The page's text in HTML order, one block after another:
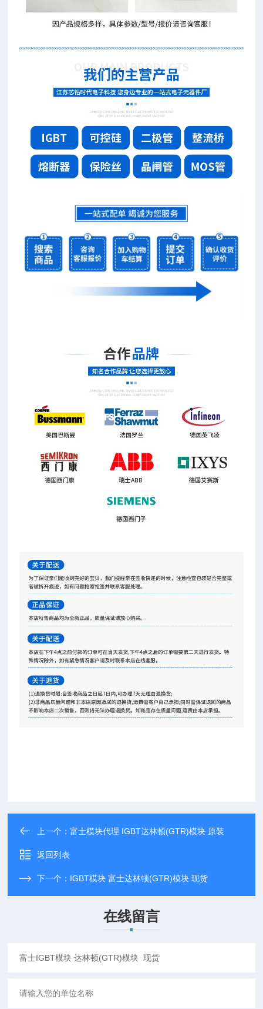
上一个：富士模块代理 IGBT达林顿(GTR)模块 原装
返回列表
下一个： IGBT模块 富士达林顿(GTR)模块 现货
在线留言